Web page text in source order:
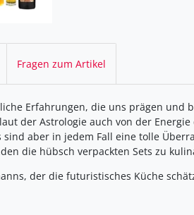
Fragen zum Artikel
Erfahrungen, die uns prägen und
der Astrologie auch von der
sind aber in jedem Fall eine tolle
die hübsch verpackten Sets zu
der die futuristisches Küche